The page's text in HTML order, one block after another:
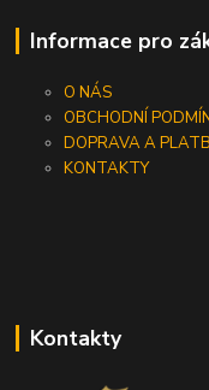
Informace pro
O NÁS
OBCHODNÍ
DOPRAVA A
KONTAKTY
Kontakty